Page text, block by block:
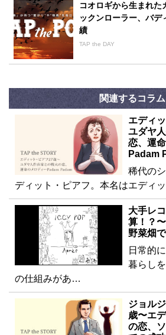
コオロギから生まれた
ックンローラー、バデ
績
TAP the DAY
関連するコラム
エディ
ユダヤ
恋、運
Padam
稀代の
ディット・ピアフ。本名はエディ
大手レ
算！？
野菜畑
日常的
暮らし
の仕組みがあ…
ジョル
歳〜エ
の恋、